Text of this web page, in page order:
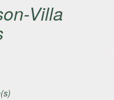
Villa